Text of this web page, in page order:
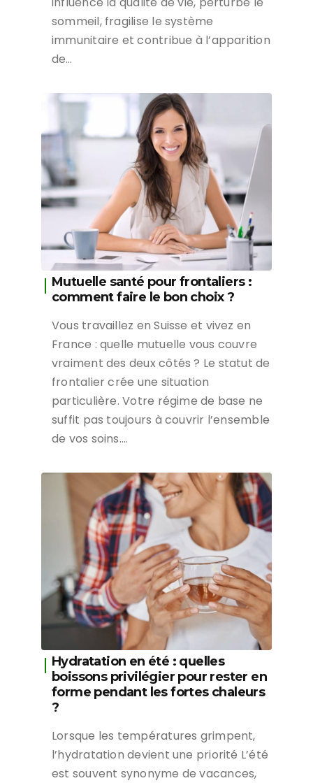
sommeil, fragilise le système
immunitaire et contribue à l’apparition
de…
Mutuelle santé pour frontaliers :
comment faire le bon choix ?
Vous travaillez en Suisse et vivez en
France : quelle mutuelle vous couvre
vraiment des deux côtés ? Le statut de
frontalier crée une situation
particulière. Votre régime de base ne
suffit pas toujours à couvrir l’ensemble
de vos soins….
Hydratation en été : quelles
boissons privilégier pour rester en
forme pendant les fortes chaleurs
?
Lorsque les températures grimpent,
l’hydratation devient une priorité L’été
est souvent synonyme de vacances,